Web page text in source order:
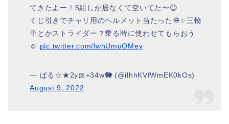
てきたよー！5組しか居なくて空いてた〜😊
くじ引きでチャリ用のヘルメット当たった🪖✨三輪
車とかストライダー？乗る時に使わせてもらおう
☺️ pic.twitter.com/lwhUmuOMey
— ぱる☆★2y🎀+34w🐘 (@ilhhKVfWmEK0kOs)
August 9, 2022